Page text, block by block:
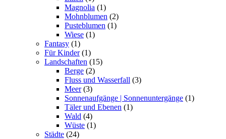
Magnolia (1)
Mohnblumen (2)
Pusteblumen (1)
Wiese (1)
Fantasy (1)
Für Kinder (1)
Landschaften (15)
Berge (2)
Fluss und Wasserfall (3)
Meer (3)
Sonnenaufgänge | Sonnenuntergänge (1)
Täler und Ebenen (1)
Wald (4)
Wüste (1)
Städte (24)